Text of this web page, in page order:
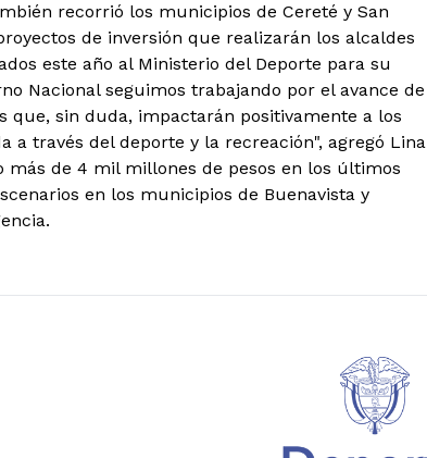
recorrió los municipios de Cereté y San
de inversión que realizarán los alcaldes
este año al Ministerio del Deporte para su
Nacional seguimos trabajando por el avance de
que, sin duda, impactarán positivamente a los
a través del deporte y la recreación", agregó Lina
de 4 mil millones de pesos en los últimos
en los municipios de Buenavista y